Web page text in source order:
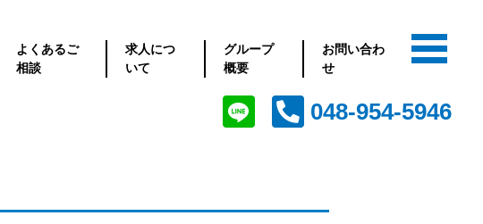
よくあるご
相談
求人につ
いて
グループ
概要
お問い合わ
せ
048-954-5946